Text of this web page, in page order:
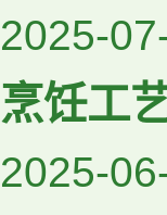
2025-
烹饪工
2025-